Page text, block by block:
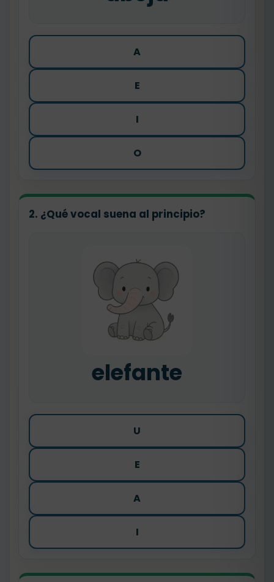
A
E
I
O
2. ¿Qué vocal suena al principio?
elefante
U
E
A
I